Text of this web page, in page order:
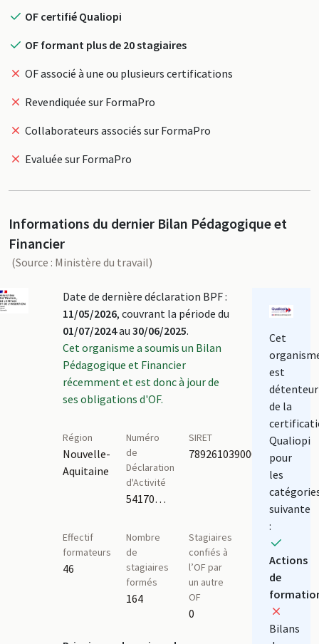
OF certifié Qualiopi
OF formant plus de 20 stagiaires
OF associé à une ou plusieurs certifications
Revendiquée sur FormaPro
Collaborateurs associés sur FormaPro
Evaluée sur FormaPro
Informations du dernier Bilan Pédagogique et
Financier
(Source : Ministère du travail)
Date de dernière déclaration BPF :
11/05/2026, couvrant la période du
01/07/2024au 30/06/2025.
Cet organisme a soumis un Bilan
Pédagogique et Financier
récemment et est donc à jour de
ses obligations d'OF.
Région
Nouvelle-
Aquitaine
Numéro
de
Déclaration
d'Activité
54170163617
SIRET
78926103900018
Effectif
formateurs
46
Nombre
de
stagiaires
formés
164
Stagiaires
confiés à
l’OF par
un autre
OF
0
Cet
est
détenteur
de la
Qualiopi
pour
les
suivante
:
Actions
de
Bilans